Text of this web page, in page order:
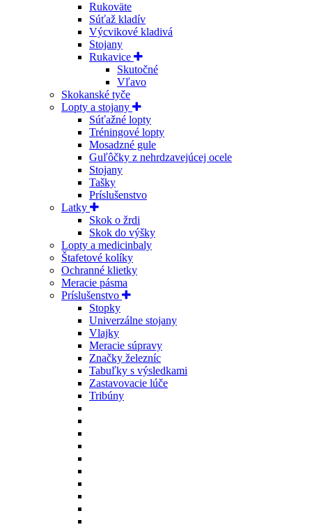
Rukoväte
Súťaž kladív
Výcvikové kladivá
Stojany
Rukavice
Skutočné
Vľavo
Skokanské tyče
Lopty a stojany
Súťažné lopty
Tréningové lopty
Mosadzné gule
Guľôčky z nehrdzavejúcej ocele
Stojany
Tašky
Príslušenstvo
Latky
Skok o žrdi
Skok do výšky
Lopty a medicinbaly
Štafetové kolíky
Ochranné klietky
Meracie pásma
Príslušenstvo
Stopky
Univerzálne stojany
Vlajky
Meracie súpravy
Značky železníc
Tabuľky s výsledkami
Zastavovacie lúče
Tribúny